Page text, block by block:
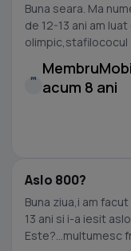
Buna seara. Ma
de 12-13 ani am
olimpic,stafilococul
M
acum 8 ani
Aslo 800?
Buna ziua,i am
13 ani si i-a iesit
Este?...multumesc